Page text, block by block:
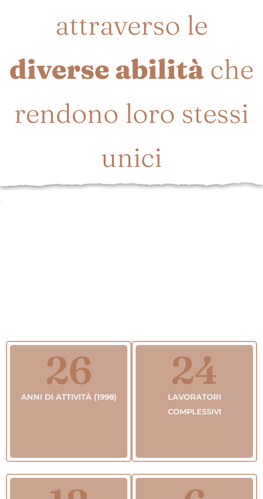
attraverso le
diverse abilità che
rendono loro stessi
unici
ANNI DI ATTIVITÀ (1998)
26
LAVORATORI
COMPLESSIVI
24